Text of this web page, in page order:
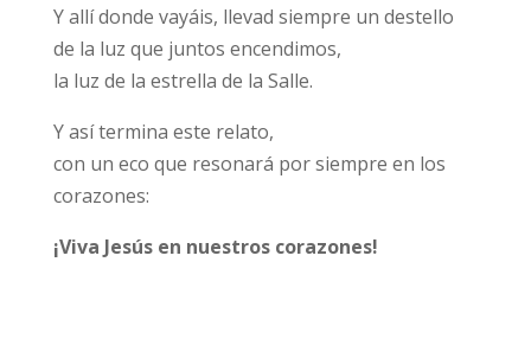
Y allí donde vayáis, llevad siempre un destello
de la luz que juntos encendimos,
la luz de la estrella de la Salle.
Y así termina este relato,
con un eco que resonará por siempre en los
corazones:
¡Viva Jesús en nuestros corazones!